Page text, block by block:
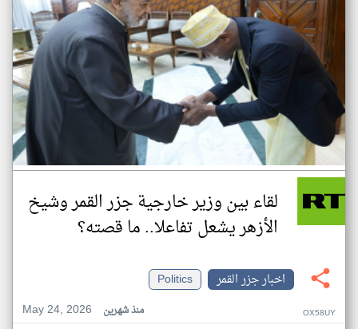
لقاء بين وزير خارجية جزر القمر وشيخ
الأزهر يشعل تفاعلا.. ما قصته؟
اخبار جزر القمر
Politics
May 24, 2026
منذ شهرين OX58UY